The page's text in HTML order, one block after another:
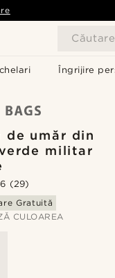
Căutare
Îngrijire
de umăr din
militar
(29)
Gratuită
CULOAREA